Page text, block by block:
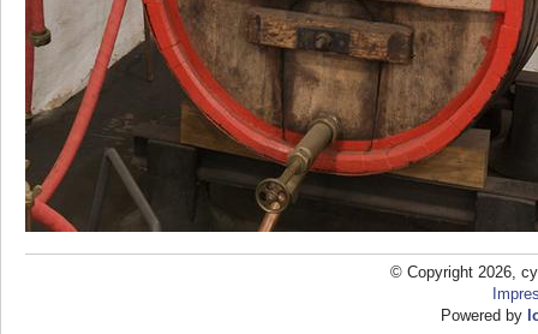
© Copyright 2026,
Powered by